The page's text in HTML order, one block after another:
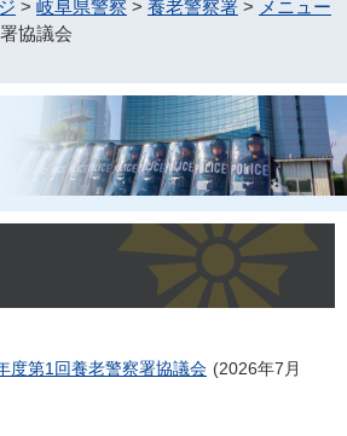
> 岐阜県警察 > 養老警察署 > メニュー
協議会
度第1回養老警察署協議会
2026年7月